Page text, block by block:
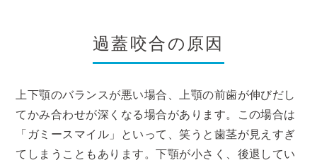
過蓋咬合の原因
上下顎のバランスが悪い場合、上顎の前歯が伸びだし
てかみ合わせが深くなる場合があります。この場合は
「ガミースマイル」といって、笑うと歯茎が見えすぎ
てしまうこともあります。下顎が小さく、後退してい